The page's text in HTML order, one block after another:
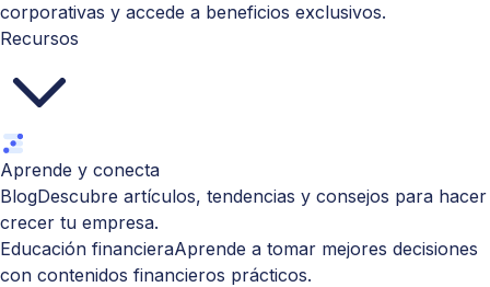
corporativas y accede a beneficios exclusivos.
Recursos
Aprende y conecta
BlogDescubre artículos, tendencias y consejos para hacer
crecer tu empresa.
Educación financieraAprende a tomar mejores decisiones
con contenidos financieros prácticos.